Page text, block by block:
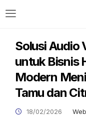
Enter your username
Solusi Audio
untuk Bisnis
Modern
Tamu dan
18/02/2026